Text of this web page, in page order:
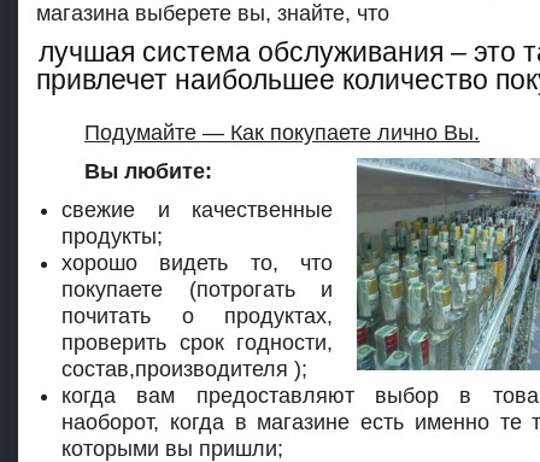
магазина выберете вы, знайте, что
лучшая система обслуживания – это
привлечет наибольшее количество
Подумайте — Как покупаете лично Вы.
Вы любите:
свежие и качественные
продукты;
хорошо видеть то, что
покупаете (потрогать и
почитать о продуктах,
проверить срок годности,
состав,производителя );
когда вам предоставляют выбор в
наоборот, когда в магазине есть именно те
которыми вы пришли;